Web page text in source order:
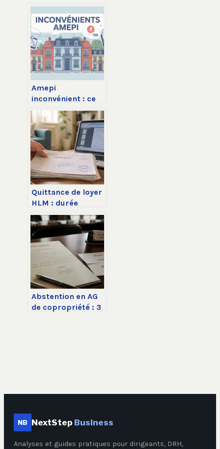
mâchefer ou fuir
ce type de bien
Amepi
inconvénient : ce
qu’il faut vraiment
savoir avant
d’adhérer
Quittance de loyer
HLM : durée
légale, utilité et
gestion des
documents
Abstention en AG
de copropriété : 3
NB NextStep Business
Analyses et guides pratiques pour dirigeants, DRH,